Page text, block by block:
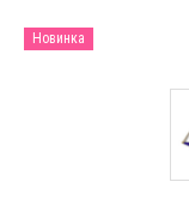
Новинка